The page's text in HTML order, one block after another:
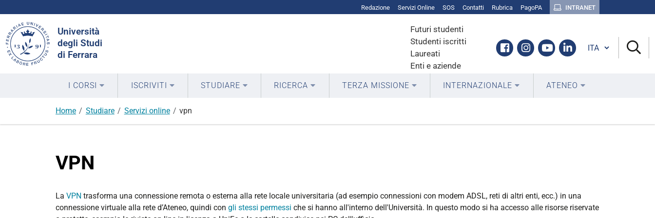
Redazione Servizi Online SOS Contatti Rubrica PagoPA INTRANET
Università
degli Studi
di Ferrara
Futuri studenti
Studenti iscritti
Laureati
Enti e aziende
Facebook
Instagram
YoutubeLinkedin
nel
sito
Cambia lingua
I CORSI ISCRIVITI STUDIARE RICERCA TERZA MISSIONE INTERNAZIONALE ATENEO
Home Studiare Servizi online vpn
VPN
La VPN trasforma una connessione remota o esterna alla rete locale universitaria (ad esempio connessioni con modem ADSL, reti di altri enti, ecc.) in una
connessione virtuale alla rete d’Ateneo, quindi con gli stessi permessi che si hanno all'interno dell'Università. In questo modo si ha accesso alle risorse riservate